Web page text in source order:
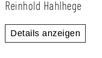
Reinhold Hahlhege
Details anzeigen